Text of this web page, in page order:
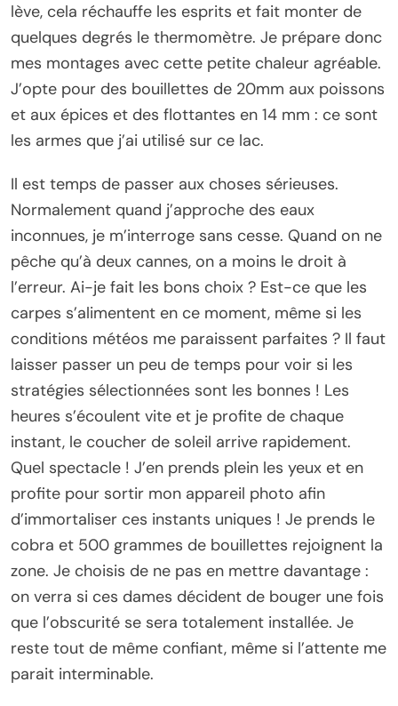
lève, cela réchauffe les esprits et fait monter de
quelques degrés le thermomètre. Je prépare donc
mes montages avec cette petite chaleur agréable.
J’opte pour des bouillettes de 20mm aux poissons
et aux épices et des flottantes en 14 mm : ce sont
les armes que j’ai utilisé sur ce lac.
Il est temps de passer aux choses sérieuses.
Normalement quand j’approche des eaux
inconnues, je m’interroge sans cesse. Quand on ne
pêche qu’à deux cannes, on a moins le droit à
l’erreur. Ai-je fait les bons choix ? Est-ce que les
carpes s’alimentent en ce moment, même si les
conditions météos me paraissent parfaites ? Il faut
laisser passer un peu de temps pour voir si les
stratégies sélectionnées sont les bonnes ! Les
heures s’écoulent vite et je profite de chaque
instant, le coucher de soleil arrive rapidement.
Quel spectacle ! J’en prends plein les yeux et en
profite pour sortir mon appareil photo afin
d’immortaliser ces instants uniques ! Je prends le
cobra et 500 grammes de bouillettes rejoignent la
zone. Je choisis de ne pas en mettre davantage :
on verra si ces dames décident de bouger une fois
que l’obscurité se sera totalement installée. Je
reste tout de même confiant, même si l’attente me
parait interminable.